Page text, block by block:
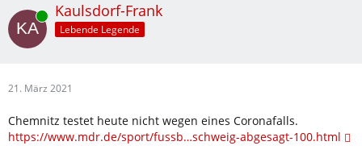
Online Kaulsdorf-Frank
Lebende Legende
21. März 2021
Chemnitz testet heute nicht wegen eines Coronafalls.
https://www.mdr.de/sport/fussb…schweig-abgesagt-100.html